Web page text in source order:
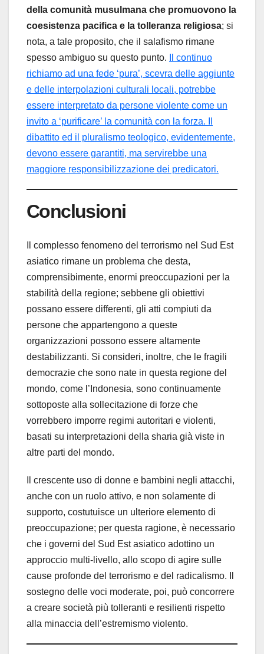
della comunità musulmana che promuovono la
coesistenza pacifica e la tolleranza religiosa; si
nota, a tale proposito, che il salafismo rimane
spesso ambiguo su questo punto.
Il continuo
richiamo ad una fede ‘pura’, scevra delle aggiunte
e delle interpolazioni culturali locali, potrebbe
essere interpretato da persone violente come un
invito a ‘purificare’ la comunità con la forza. Il
dibattito ed il pluralismo teologico, evidentemente,
devono essere garantiti, ma servirebbe una
maggiore responsibilizzazione dei predicatori.
Conclusioni
Il complesso fenomeno del terrorismo nel Sud Est
asiatico rimane un problema che desta,
comprensibimente, enormi preoccupazioni per la
stabilità della regione; sebbene gli obiettivi
possano essere differenti, gli atti compiuti da
persone che appartengono a queste
organizzazioni possono essere altamente
destabilizzanti. Si consideri, inoltre, che le fragili
democrazie che sono nate in questa regione del
mondo, come l’Indonesia, sono continuamente
sottoposte alla sollecitazione di forze che
vorrebbero imporre regimi autoritari e violenti,
basati su interpretazioni della sharia già viste in
altre parti del mondo.
Il crescente uso di donne e bambini negli attacchi,
anche con un ruolo attivo, e non solamente di
supporto, costutuisce un ulteriore elemento di
preoccupazione; per questa ragione, è necessario
che i governi del Sud Est asiatico adottino un
approccio multi-livello, allo scopo di agire sulle
cause profonde del terrorismo e del radicalismo. Il
sostegno delle voci moderate, poi, può concorrere
a creare società più tolleranti e resilienti rispetto
alla minaccia dell’estremismo violento.